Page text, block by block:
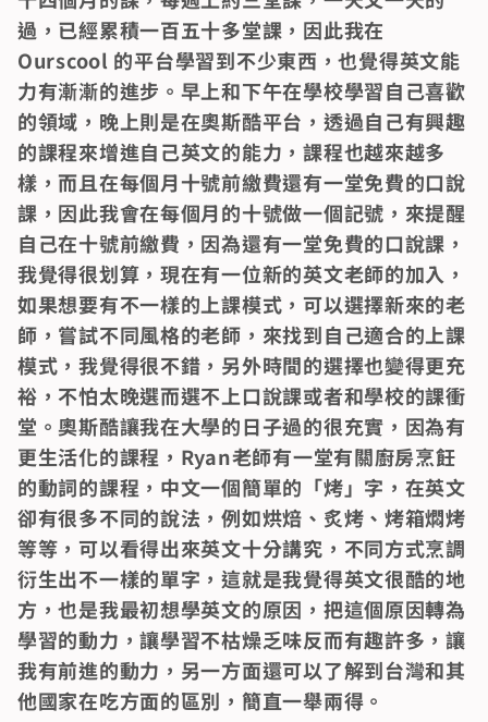
過，已經累積一百五十多堂課，因此我在
Ourscool 的平台學習到不少東西，也覺得英文能
力有漸漸的進步。早上和下午在學校學習自己喜歡
的領域，晚上則是在奧斯酷平台，透過自己有興趣
的課程來增進自己英文的能力，課程也越來越多
樣，而且在每個月十號前繳費還有一堂免費的口說
課，因此我會在每個月的十號做一個記號，來提醒
自己在十號前繳費，因為還有一堂免費的口說課，
我覺得很划算，現在有一位新的英文老師的加入，
如果想要有不一樣的上課模式，可以選擇新來的老
師，嘗試不同風格的老師，來找到自己適合的上課
模式，我覺得很不錯，另外時間的選擇也變得更充
裕，不怕太晚選而選不上口說課或者和學校的課衝
堂。奧斯酷讓我在大學的日子過的很充實，因為有
更生活化的課程，Ryan老師有一堂有關廚房烹飪
的動詞的課程，中文一個簡單的「烤」字，在英文
卻有很多不同的說法，例如烘焙、炙烤、烤箱燜烤
等等，可以看得出來英文十分講究，不同方式烹調
衍生出不一樣的單字，這就是我覺得英文很酷的地
方，也是我最初想學英文的原因，把這個原因轉為
學習的動力，讓學習不枯燥乏味反而有趣許多，讓
我有前進的動力，另一方面還可以了解到台灣和其
他國家在吃方面的區別，簡直一舉兩得。